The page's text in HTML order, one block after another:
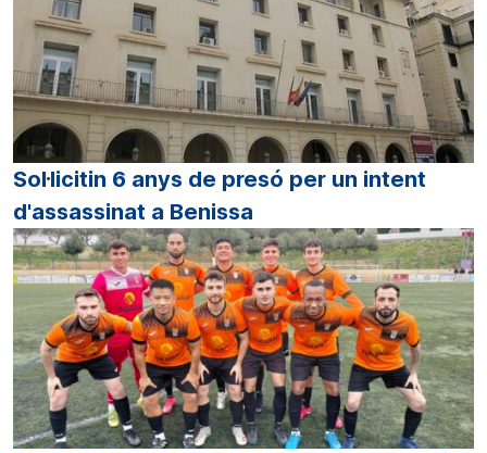
Sol·licitin 6 anys de presó per un intent
d'assassinat a Benissa